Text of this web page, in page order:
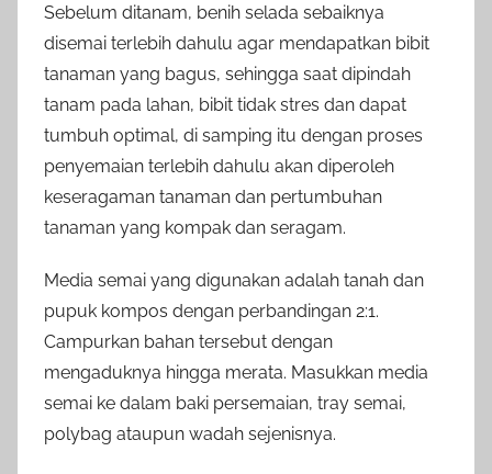
Sebelum ditanam, benih selada sebaiknya
disemai terlebih dahulu agar mendapatkan bibit
tanaman yang bagus, sehingga saat dipindah
tanam pada lahan, bibit tidak stres dan dapat
tumbuh optimal, di samping itu dengan proses
penyemaian terlebih dahulu akan diperoleh
keseragaman tanaman dan pertumbuhan
tanaman yang kompak dan seragam.
Media semai yang digunakan adalah tanah dan
pupuk kompos dengan perbandingan 2:1.
Campurkan bahan tersebut dengan
mengaduknya hingga merata. Masukkan media
semai ke dalam baki persemaian, tray semai,
polybag ataupun wadah sejenisnya.